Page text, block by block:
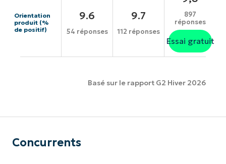
Orientation
produit (%
de positif)
9.6
54 réponses
9.7
112 réponses
897
réponses
Essai gratuit
Basé sur le rapport G2 Hiver 2026
Concurrents